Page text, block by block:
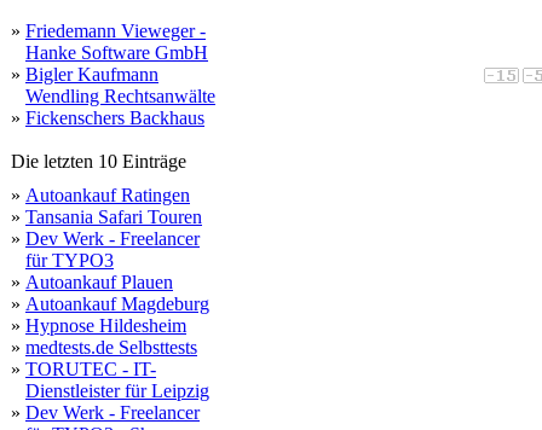
» Friedemann Vieweger -
Hanke Software GmbH
» Bigler Kaufmann
Wendling Rechtsanwälte
» Fickenschers Backhaus
Die letzten 10 Einträge
» Autoankauf Ratingen
» Tansania Safari Touren
» Dev Werk - Freelancer
für TYPO3
» Autoankauf Plauen
» Autoankauf Magdeburg
» Hypnose Hildesheim
» medtests.de Selbsttests
» TORUTEC - IT-
Dienstleister für Leipzig
» Dev Werk - Freelancer